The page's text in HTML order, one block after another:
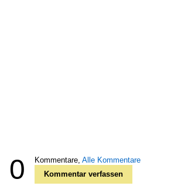
0 Kommentare, Alle Kommentare
Kommentar verfassen